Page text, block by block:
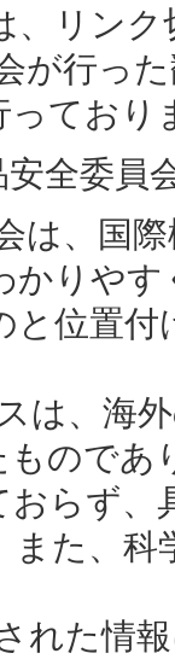
、リン
が行っ
っており
全委員
は、国
かりや
と位置
は、海
のであ
らず、
た、
れた情